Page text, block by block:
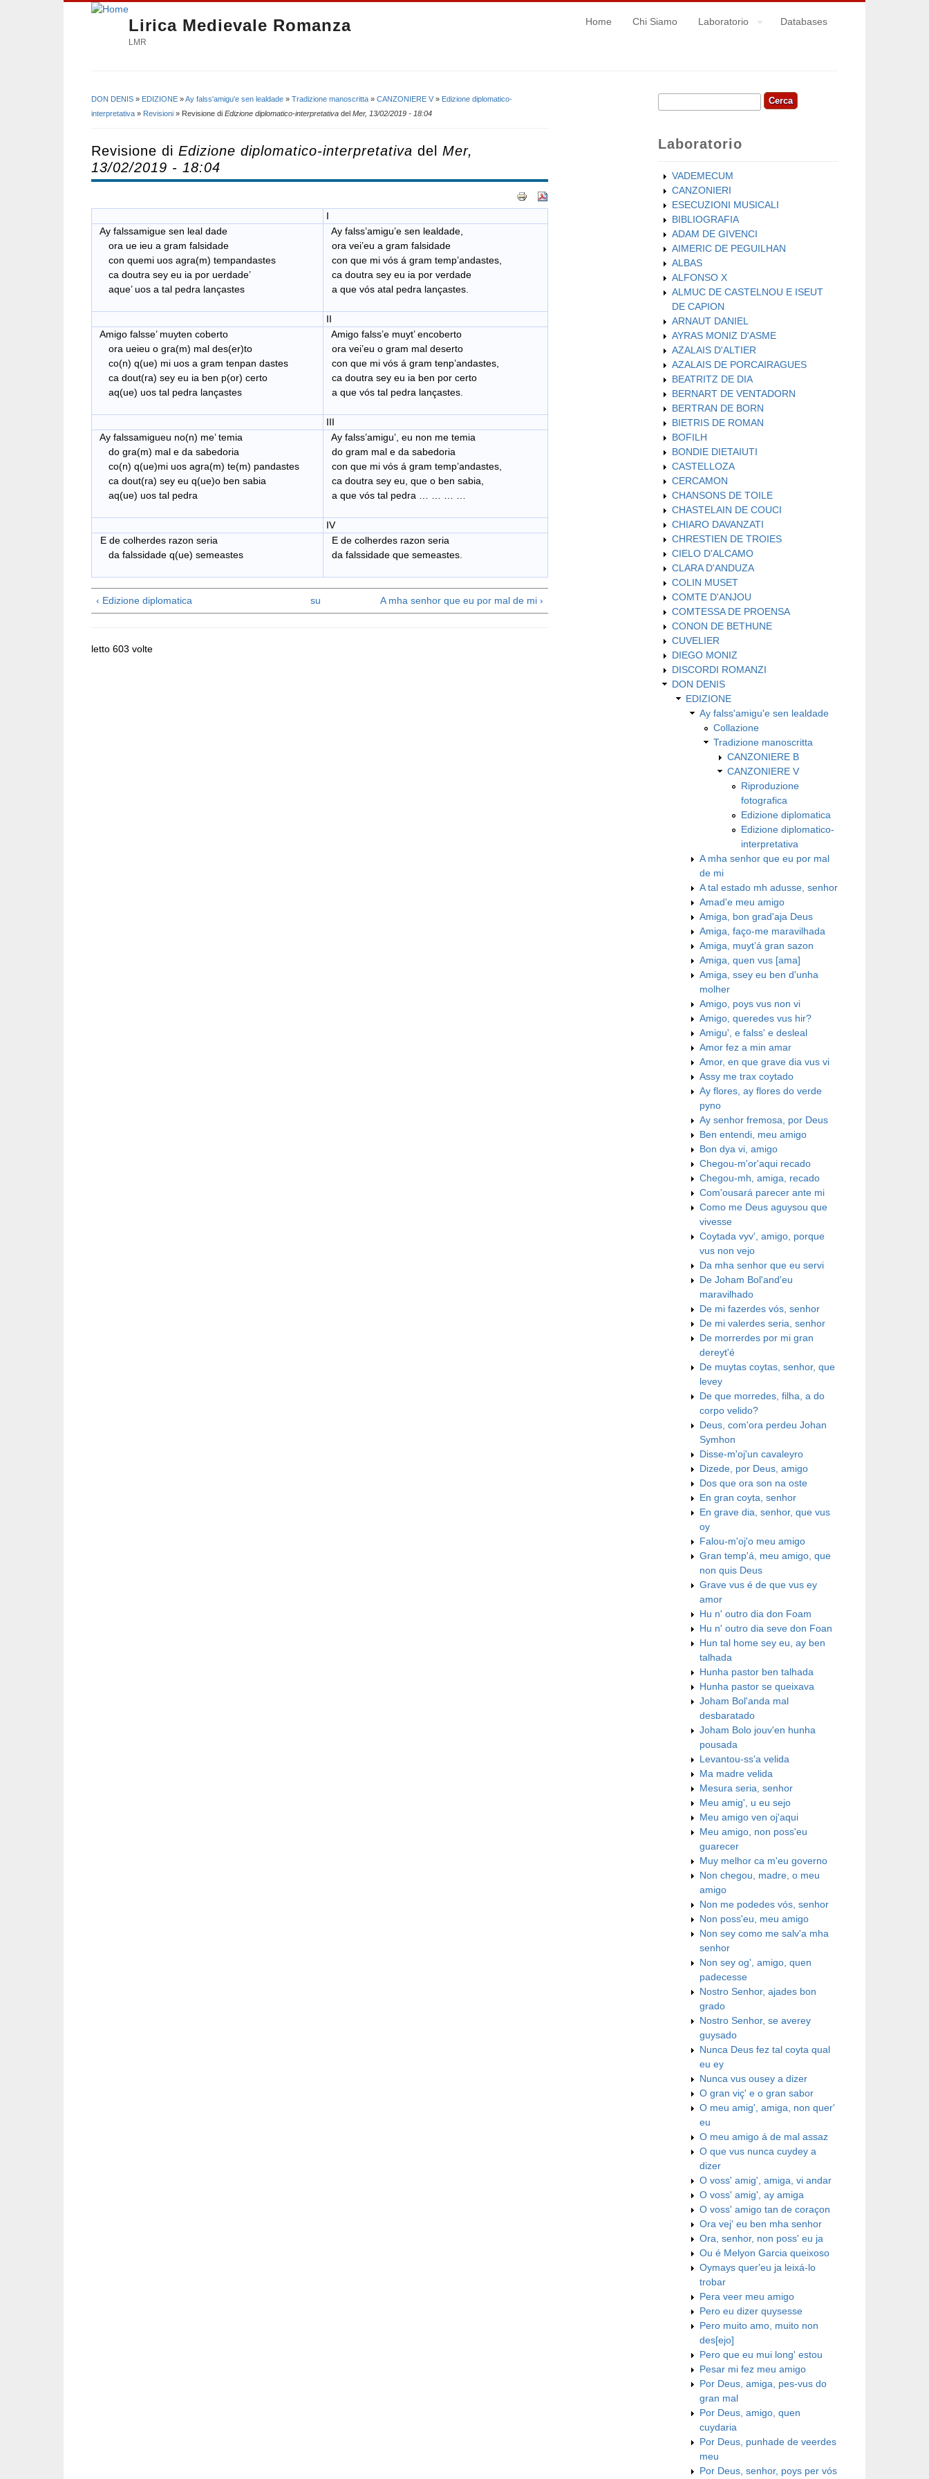
Lirica Medievale Romanza
LMR
Home Chi Siamo Laboratorio Databases
Tu sei qui
DON DENIS » EDIZIONE »Ay falss'amigu'e sen lealdade » Tradizione manoscritta » CANZONIERE V » Edizione diplomatico-
interpretativa » Revisioni » Revisione di Edizione diplomatico-interpretativa del Mer, 13/02/2019 - 18:04
Revisione di Edizione diplomatico-interpretativa del Mer,
13/02/2019 - 18:04
I
Ay falssamigue sen leal dade
ora ue ieu a gram falsidade
con quemi uos agra(m) tempandastes
ca doutra sey eu ia por uerdade’
aque’ uos a tal pedra lançastes
Ay falss’amigu’e sen lealdade,
ora vei’eu a gram falsidade
con que mi vós á gram temp’andastes,
ca doutra sey eu ia por verdade
a que vós atal pedra lançastes.
II
Amigo falsse’ muyten coberto
ora ueieu o gra(m) mal des(er)to
co(n) q(ue) mi uos a gram tenpan dastes
ca dout(ra) sey eu ia ben p(or) certo
aq(ue) uos tal pedra lançastes
Amigo falss’e muyt’ encoberto
ora vei’eu o gram mal deserto
con que mi vós á gram tenp’andastes,
ca doutra sey eu ia ben por certo
a que vós tal pedra lançastes.
III
Ay falssamigueu no(n) me’ temia
do gra(m) mal e da sabedoria
co(n) q(ue)mi uos agra(m) te(m) pandastes
ca dout(ra) sey eu q(ue)o ben sabia
aq(ue) uos tal pedra
Ay falss’amigu’, eu non me temia
do gram mal e da sabedoria
con que mi vós á gram temp’andastes,
ca doutra sey eu, que o ben sabia,
a que vós tal pedra … … … …
IV
E de colherdes razon seria
da falssidade q(ue) semeastes
E de colherdes razon seria
da falssidade que semeastes.
‹ Edizione diplomatica su A mha senhor que eu por mal de mi ›
letto 603 volte
Form di ricerca
Cerca
Laboratorio
VADEMECUM
CANZONIERI
ESECUZIONI MUSICALI
BIBLIOGRAFIA
ADAM DE GIVENCI
AIMERIC DE PEGUILHAN
ALBAS
ALFONSO X
ALMUC DE CASTELNOU E ISEUT
DE CAPION
ARNAUT DANIEL
AYRAS MONIZ D'ASME
AZALAIS D'ALTIER
AZALAIS DE PORCAIRAGUES
BEATRITZ DE DIA
BERNART DE VENTADORN
BERTRAN DE BORN
BIETRIS DE ROMAN
BOFILH
BONDIE DIETAIUTI
CASTELLOZA
CERCAMON
CHANSONS DE TOILE
CHASTELAIN DE COUCI
CHIARO DAVANZATI
CHRESTIEN DE TROIES
CIELO D'ALCAMO
CLARA D'ANDUZA
COLIN MUSET
COMTE D'ANJOU
COMTESSA DE PROENSA
CONON DE BETHUNE
CUVELIER
DIEGO MONIZ
DISCORDI ROMANZI
DON DENIS
EDIZIONE
Ay falss'amigu'e sen lealdade
Collazione
Tradizione manoscritta
CANZONIERE B
CANZONIERE V
Riproduzione
fotografica
Edizione diplomatica
Edizione diplomatico-
interpretativa
A mha senhor que eu por mal
de mi
A tal estado mh adusse, senhor
Amad'e meu amigo
Amiga, bon grad'aja Deus
Amiga, faço-me maravilhada
Amiga, muyt’á gran sazon
Amiga, quen vus [ama]
Amiga, ssey eu ben d'unha
molher
Amigo, poys vus non vi
Amigo, queredes vus hir?
Amigu', e falss' e desleal
Amor fez a min amar
Amor, en que grave dia vus vi
Assy me trax coytado
Ay flores, ay flores do verde
pyno
Ay senhor fremosa, por Deus
Ben entendi, meu amigo
Bon dya vi, amigo
Chegou-m'or'aqui recado
Chegou-mh, amiga, recado
Com'ousará parecer ante mi
Como me Deus aguysou que
vivesse
Coytada vyv', amigo, porque
vus non vejo
Da mha senhor que eu servi
De Joham Bol'and'eu
maravilhado
De mi fazerdes vós, senhor
De mi valerdes seria, senhor
De morrerdes por mi gran
dereyt'é
De muytas coytas, senhor, que
levey
De que morredes, filha, a do
corpo velido?
Deus, com'ora perdeu Johan
Symhon
Disse-m'oj'un cavaleyro
Dizede, por Deus, amigo
Dos que ora son na oste
En gran coyta, senhor
En grave dia, senhor, que vus
oy
Falou-m'oj'o meu amigo
Gran temp'á, meu amigo, que
non quis Deus
Grave vus é de que vus ey
amor
Hu n' outro dia don Foam
Hu n' outro dia seve don Foan
Hun tal home sey eu, ay ben
talhada
Hunha pastor ben talhada
Hunha pastor se queixava
Joham Bol'anda mal
desbaratado
Joham Bolo jouv'en hunha
pousada
Levantou-ss'a velida
Ma madre velida
Mesura seria, senhor
Meu amig', u eu sejo
Meu amigo ven oj'aqui
Meu amigo, non poss'eu
guarecer
Muy melhor ca m'eu governo
Non chegou, madre, o meu
amigo
Non me podedes vós, senhor
Non poss'eu, meu amigo
Non sey como me salv'a mha
senhor
Non sey og', amigo, quen
padecesse
Nostro Senhor, ajades bon
grado
Nostro Senhor, se averey
guysado
Nunca Deus fez tal coyta qual
eu ey
Nunca vus ousey a dizer
O gran viç' e o gran sabor
O meu amig', amiga, non quer'
eu
O meu amigo á de mal assaz
O que vus nunca cuydey a
dizer
O voss' amig', amiga, vi andar
O voss' amig', ay amiga
O voss' amigo tan de coraçon
Ora vej' eu ben mha senhor
Ora, senhor, non poss' eu ja
Ou é Melyon Garcia queixoso
Oymays quer'eu ja leixá-lo
trobar
Pera veer meu amigo
Pero eu dizer quysesse
Pero muito amo, muito non
des[ejo]
Pero que eu mui long' estou
Pesar mi fez meu amigo
Por Deus, amiga, pes-vus do
gran mal
Por Deus, amigo, quen
cuydaria
Por Deus, punhade de veerdes
meu
Por Deus, senhor, poys per vós